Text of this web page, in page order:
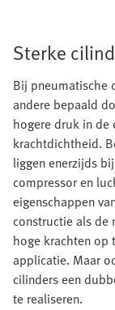
Sterke
Bij pneumatische
andere bepaald
hogere druk in
krachtdichtheid.
liggen enerzijds
compressor en
eigenschappen
constructie als de
hoge krachten op
applicatie. Maar
cilinders een
te realiseren.